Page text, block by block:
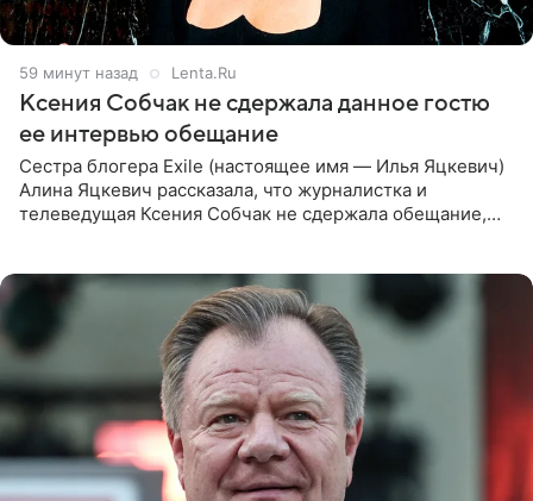
59 минут назад Lenta.Ru
Ксения Собчак не сдержала данное гостю
ее интервью обещание
Сестра блогера Exile (настоящее имя — Илья Яцкевич)
Алина Яцкевич рассказала, что журналистка и
телеведущая Ксения Собчак не сдержала обещание,